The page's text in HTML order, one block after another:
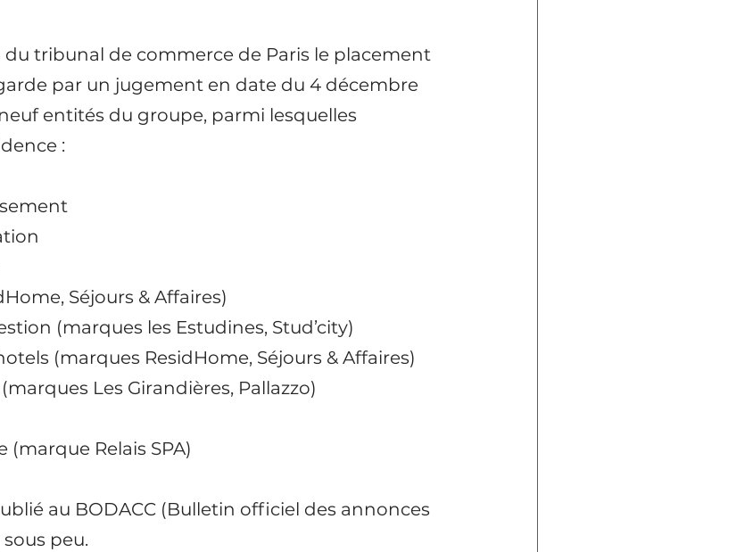
du tribunal de commerce de Paris le placement
par un jugement en date du 4 décembre
neuf entités du groupe, parmi lesquelles
:
Séjours & Affaires)
(marques les Estudines, Stud’city)
(marques ResidHome, Séjours & Affaires)
Les Girandières, Pallazzo)
(marque Relais SPA)
au BODACC (Bulletin officiel des annonces
peu.